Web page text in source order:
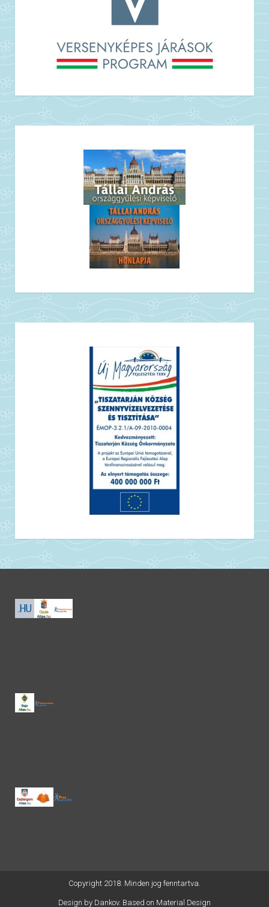
Copyright 2018. Minden jog fenntartva.
Design by Dankov. Based on Material Design